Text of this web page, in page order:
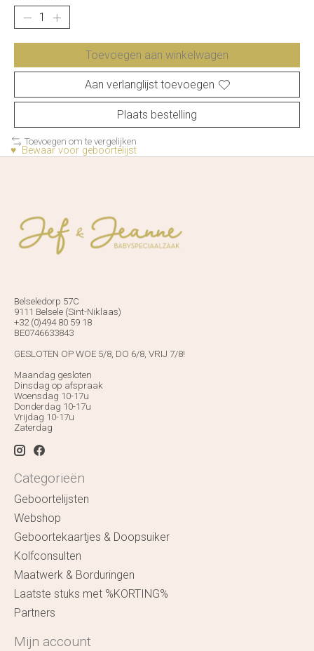
Toevoegen aan winkelwagen
Aan verlanglijst toevoegen
Plaats bestelling
Toevoegen om te vergelijken
♥ Bewaar voor geboortelijst
Belseledorp 57C
9111 Belsele (Sint-Niklaas)
+32 (0)494 80 59 18
BE0746633843
GESLOTEN OP WOE 5/8, DO 6/8, VRIJ 7/8!
Maandag gesloten
Dinsdag op afspraak
Woensdag 10-17u
Donderdag 10-17u
Vrijdag 10-17u
Zaterdag
Categorieën
Geboortelijsten
Webshop
Geboortekaartjes & Doopsuiker
Kolfconsulten
Maatwerk & Borduringen
Laatste stuks met %KORTING%
Partners
Mijn account